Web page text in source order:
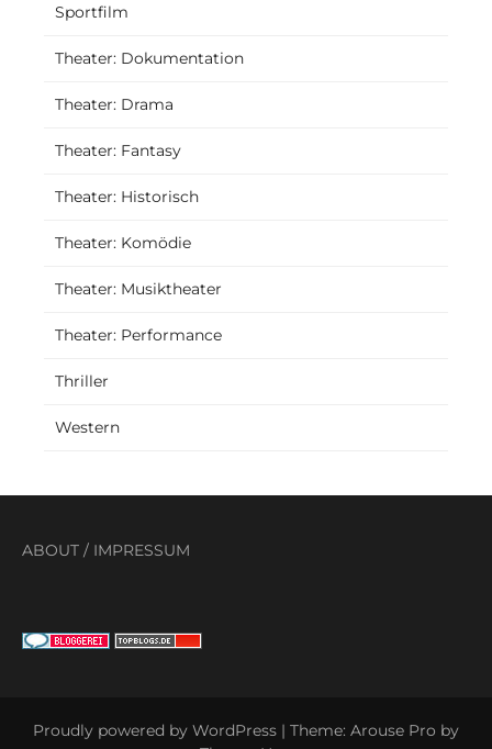
Sportfilm
Theater: Dokumentation
Theater: Drama
Theater: Fantasy
Theater: Historisch
Theater: Komödie
Theater: Musiktheater
Theater: Performance
Thriller
Western
ABOUT / IMPRESSUM
Proudly powered by WordPress | Theme: Arouse Pro by